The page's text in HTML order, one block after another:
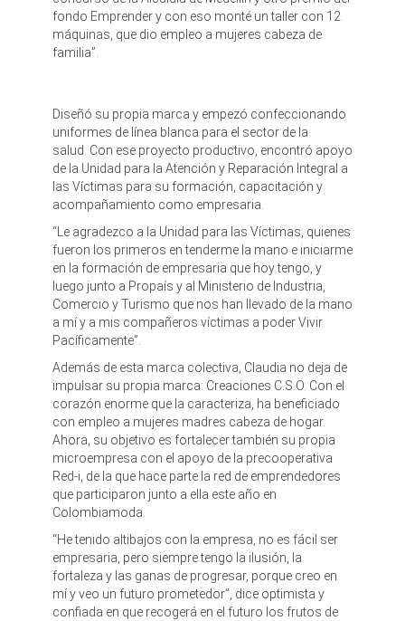
fondo Emprender y con eso monté un taller con 12
máquinas, que dio empleo a mujeres cabeza de
familia”.
Diseñó su propia marca y empezó confeccionando
uniformes de línea blanca para el sector de la
salud. Con ese proyecto productivo, encontró apoyo
de la Unidad para la Atención y Reparación Integral a
las Víctimas para su formación, capacitación y
acompañamiento como empresaria.
“Le agradezco a la Unidad para las Víctimas, quienes
fueron los primeros en tenderme la mano e iniciarme
en la formación de empresaria que hoy tengo, y
luego junto a Propaís y al Ministerio de Industria,
Comercio y Turismo que nos han llevado de la mano
a mí y a mis compañeros víctimas a poder Vivir
Pacíficamente”.
Además de esta marca colectiva, Claudia no deja de
impulsar su propia marca: Creaciones C.S.O. Con el
corazón enorme que la caracteriza, ha beneficiado
con empleo a mujeres madres cabeza de hogar.
Ahora, su objetivo es fortalecer también su propia
microempresa con el apoyo de la precooperativa
Red-i, de la que hace parte la red de emprendedores
que participaron junto a ella este año en
Colombiamoda.
“He tenido altibajos con la empresa, no es fácil ser
empresaria, pero siempre tengo la ilusión, la
fortaleza y las ganas de progresar, porque creo en
mí y veo un futuro prometedor”, dice optimista y
confiada en que recogerá en el futuro los frutos de